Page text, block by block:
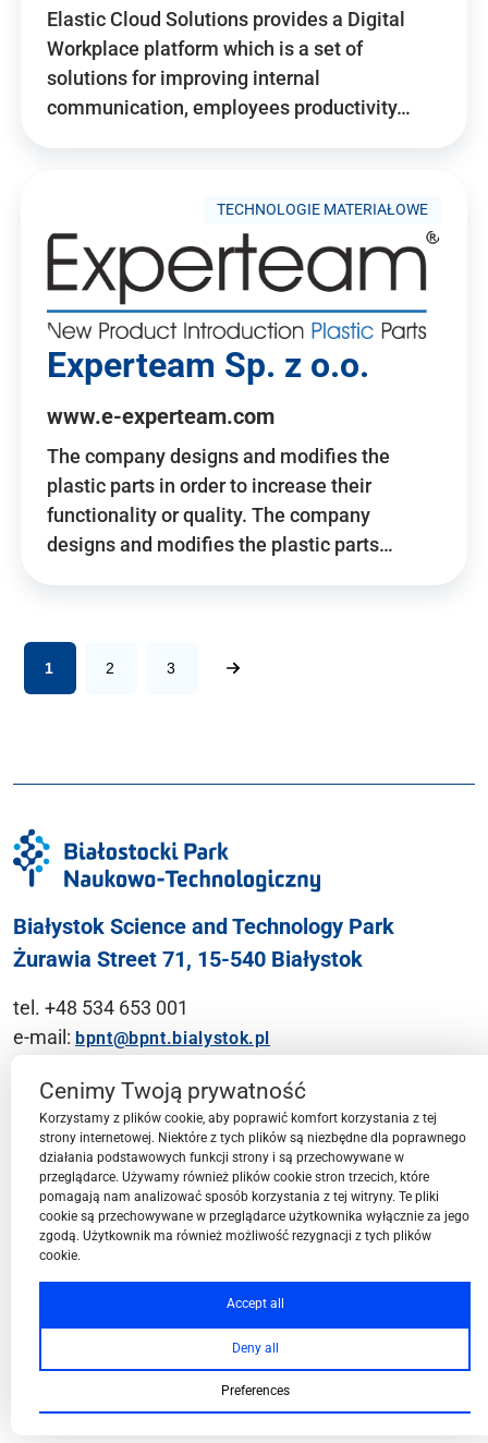
Elastic Cloud Solutions provides a Digital
Workplace platform which is a set of
solutions for improving internal
communication, employees productivity…
TECHNOLOGIE MATERIAŁOWE
Experteam Sp. z o.o.
www.e-experteam.com
The company designs and modifies the
plastic parts in order to increase their
functionality or quality. The company
designs and modifies the plastic parts…
1 2 3
Białystok Science and Technology Park
Żurawia Street 71, 15-540 Białystok
tel. +48 534 653 001
e-mail: bpnt@bpnt.bialystok.pl
Contact
BPN-T Area
BPN-T Offer
Cenimy Twoją prywatność
Korzystamy z plików cookie, aby poprawić komfort korzystania z tej
strony internetowej. Niektóre z tych plików są niezbędne dla poprawnego
działania podstawowych funkcji strony i są przechowywane w
przeglądarce. Używamy również plików cookie stron trzecich, które
pomagają nam analizować sposób korzystania z tej witryny. Te pliki
cookie są przechowywane w przeglądarce użytkownika wyłącznie za jego
zgodą. Użytkownik ma również możliwość rezygnacji z tych plików
cookie.
Accept all
Deny all
Preferences